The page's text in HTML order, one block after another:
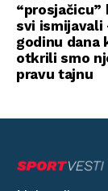
“prosjačicu”
svi ismijavali
godinu dana
otkrili smo
pravu tajnu